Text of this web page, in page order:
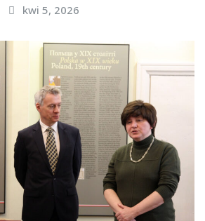
kwi 5, 2026